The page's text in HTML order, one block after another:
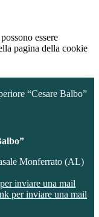
essere
pagina della cookie
“Cesare Balbo”
Monferrato (AL)
inviare una mail
per inviare una mail